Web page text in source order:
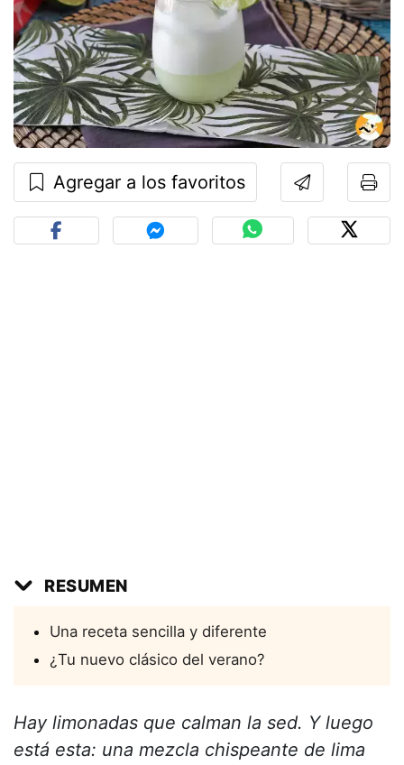
Agregar a los favoritos
RESUMEN
Una receta sencilla y diferente
¿Tu nuevo clásico del verano?
Hay limonadas que calman la sed. Y luego
está esta: una mezcla chispeante de lima